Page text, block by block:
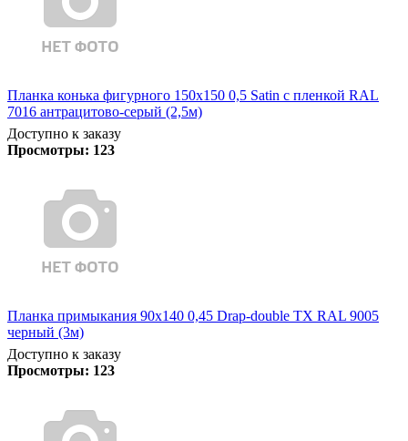
Планка конька фигурного 150x150 0,5 Satin с пленкой RAL
7016 антрацитово-серый (2,5м)
Доступно к заказу
Просмотры: 123
Планка примыкания 90х140 0,45 Drap-double TX RAL 9005
черный (3м)
Доступно к заказу
Просмотры: 123